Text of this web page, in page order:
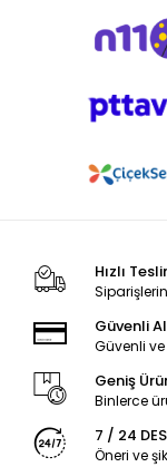
Hızlı
Güvenli
Güvenli
Geniş
Binlerce
7 / 24
Öneri ve